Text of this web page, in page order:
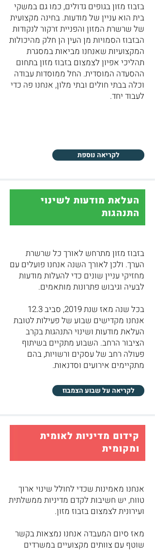
בזבוז מזון בגופים גדולים, כמו גם במשקי
בית הוא עניין של מודעות. בחינה מקצועית
של שרשרת המזון והפניית זרקור לנקודות
הבזבוז הסמויות מן העין הן חלק מהיכולות
המקצועיות שאנחנו מביאות במסגרת
תהליכי אפיון לצמצום בזבוז מזון בתחום
ההסעדה המוסדית. החל ממוסדות עבודה
וכלה בבתי חולים ובתי מלון, אנחנו פה כדי
לעבוד יחד.
לקריאה נוספת
העלאת מודעות לשינוי
התנהגות
בזבוז מזון מתרחש לאורך כל שרשרת
הערך. ולכן לאורך השנה אנחנו פועלים עם
מחזיקי עניין שונים כדי להעלות מודעות
לבעיה וגיבוש פתרונות מותאמים.
בכל שנה מאז שנת 2019, סביב 12.3
אנחנו מקדישים שבוע של פעילות לטובת
העלאת מודעות ושינוי התנהגות בקרב
הציבור הרחב. השבוע מתקיים בשיתוף
פעולה רחב של עסקים ורשויות, בהם
מתקיימים אירועים וסדנאות.
לקריאה על שבוע הצמבוז
קידום מדיניות לאומית
ומקומית
אנחנו מאמינות שכדי לחולל שינוי ארוך
טווח, יש חשיבות לקדם מדיניות ממשלתית
ועירונית לצמצום בזבוז מזון.
מאז סיום המעבדה אנחנו נמצאות בקשר
שוטף עם צוותים מקצועיים במשרדים